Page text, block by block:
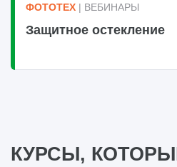
ФОТОТЕХ | ВЕБИНАРЫ
Защитное остекление
КУРСЫ,